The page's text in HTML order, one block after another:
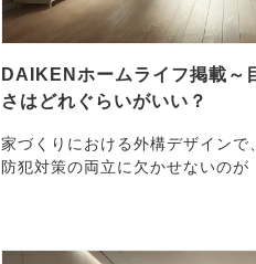
DAIKENホームライフ掲載～
さはどれぐらいがいい？
家づくりにおける外構デザインで
防犯対策の両立に欠かせないのが